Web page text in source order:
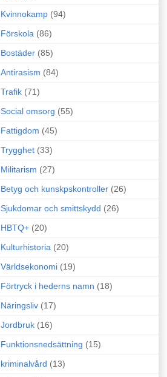
Kvinnokamp (94)
Förskola (86)
Bostäder (85)
Antirasism (84)
Trafik (71)
Social omsorg (55)
Fattigdom (45)
Trygghet (33)
Militarism (27)
Betyg och kunskpskontroller (26)
Sjukdomar och smittskydd (26)
HBTQ+ (20)
Kulturhistoria (20)
Världsekonomi (19)
Förtryck i hederns namn (18)
Näringsliv (17)
Jordbruk (16)
Funktionsnedsättning (15)
kriminalvård (13)